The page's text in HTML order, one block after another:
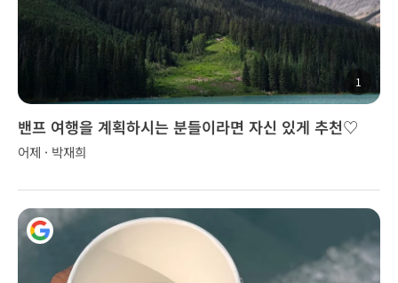
1
밴프 여행을 계획하시는 분들이라면 자신 있게 추천♡
어제 · 박재희